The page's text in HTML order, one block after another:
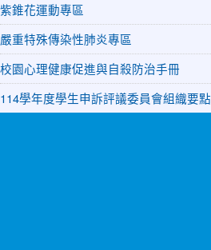
紫錐花運動專區
嚴重特殊傳染性肺炎專區
校園心理健康促進與自殺防治手冊
114學年度學生申訴評議委員會組織要點